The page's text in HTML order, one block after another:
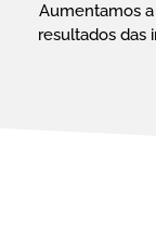
Aumentamos
resultados das